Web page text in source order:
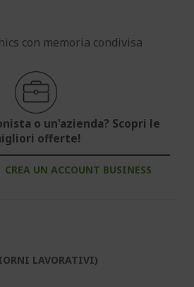
con memoria condivisa
o un'azienda? Scopri le
offerte!
CREA UN ACCOUNT BUSINESS
LAVORATIVI)